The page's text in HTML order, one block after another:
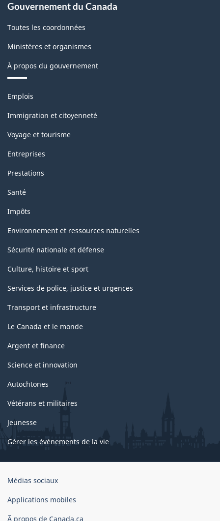
Gouvernement du Canada
Toutes les coordonnées
Ministères et organismes
À propos du gouvernement
Thèmes
sujets
Emplois
Immigration et citoyenneté
Voyage et tourisme
Entreprises
Prestations
Santé
Impôts
Environnement et ressources naturelles
Sécurité nationale et défense
Culture, histoire et sport
Services de police, justice et urgences
Transport et infrastructure
Le Canada et le monde
Argent et finance
Science et innovation
Autochtones
Vétérans et militaires
Jeunesse
Gérer les événements de la vie
Organisation
gouvernement
Médias sociaux
Applications mobiles
Ã propos de Canada.ca